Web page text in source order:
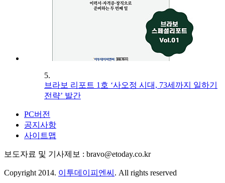
5.
브라보 리포트 1호 ‘사오정 시대, 73세까지 일하기
전략’ 발간
PC버전
공지사항
사이트맵
보도자료 및 기사제보 : bravo@etoday.co.kr
Copyright 2014. 이투데이피엔씨 . All rights reserved